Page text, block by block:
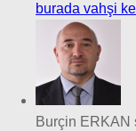
burada vahşi
Burçin ERKAN